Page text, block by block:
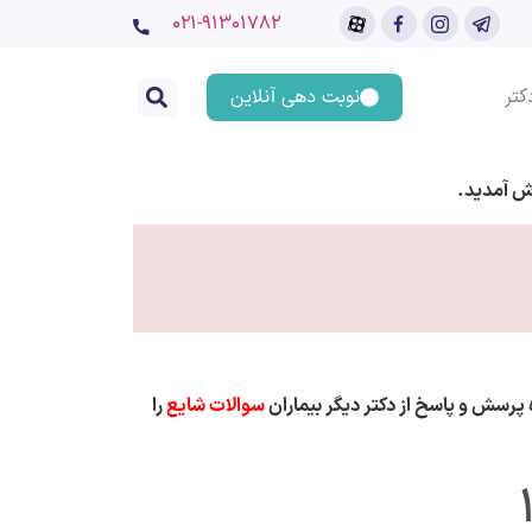
۰۲۱-91301782
نوبت دهی آنلاین
آمدید.
و پاسخ از دکتر دیگر بیمارانسوالات شایعرا